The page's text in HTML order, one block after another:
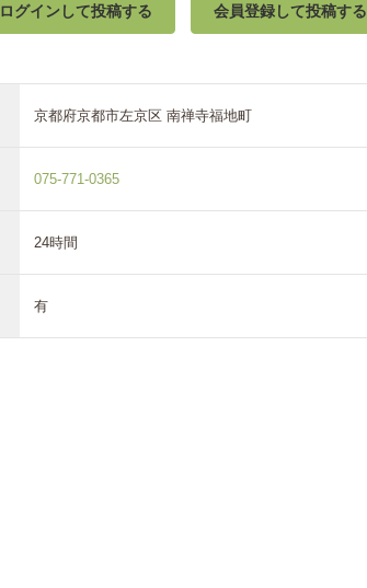
ログインして投稿する 会員登録して投稿する
京都府京都市左京区 南禅寺福地町
075-771-0365
24時間
有